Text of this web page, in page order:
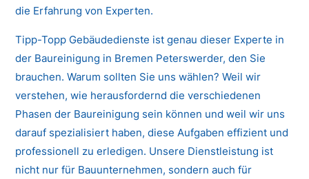
die Erfahrung von Experten.
Tipp-Topp Gebäudedienste ist genau dieser Experte in
der Baureinigung in Bremen Peterswerder, den Sie
brauchen. Warum sollten Sie uns wählen? Weil wir
verstehen, wie herausfordernd die verschiedenen
Phasen der Baureinigung sein können und weil wir uns
darauf spezialisiert haben, diese Aufgaben effizient und
professionell zu erledigen. Unsere Dienstleistung ist
nicht nur für Bauunternehmen, sondern auch für